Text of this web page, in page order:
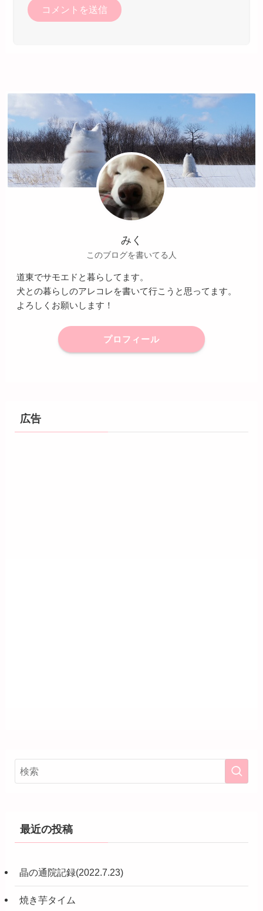
みく
このブログを書いてる人
道東でサモエドと暮らしてます。
犬との暮らしのアレコレを書いて行こうと思ってます。
よろしくお願いします！
プロフィール
広告
最近の投稿
晶の通院記録(2022.7.23)
焼き芋タイム